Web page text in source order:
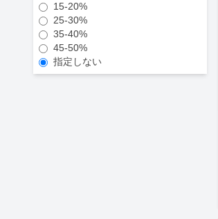
15-20%
25-30%
35-40%
45-50%
指定しない